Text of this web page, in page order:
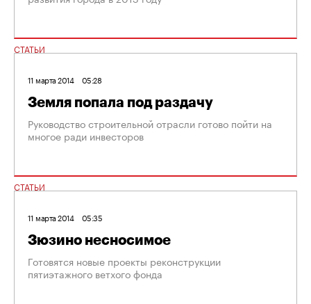
СТАТЬИ
11 марта 2014 05:28
Земля попала под раздачу
Руководство строительной отрасли готово пойти на
многое ради инвесторов
СТАТЬИ
11 марта 2014 05:35
Зюзино несносимое
Готовятся новые проекты реконструкции
пятиэтажного ветхого фонда